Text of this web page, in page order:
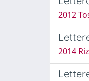
2012
2014